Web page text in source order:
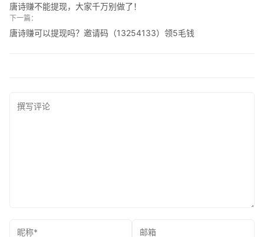
唐诗赚不能提现，大家千万别做了！
下一篇：
唐诗赚可以提现吗？邀请码（13254133）领5毛钱